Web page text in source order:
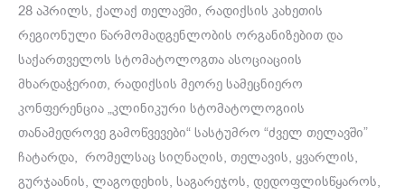
28 აპრილს, ქალაქ თელავში, რადიქსის კახეთის
რეგიონული წარმომადგენლობის ორგანიზებით და
საქართველოს სტომატოლოგთა ასოციაციის
მხარდაჭერით, რადიქსის მეორე სამეცნიერო
კონფერენცია „კლინიკური სტომატოლოგიის
თანამედროვე გამოწვევები“ სასტუმრო “ძველ თელავში”
ჩატარდა, რომელსაც სიღნაღის, თელავის, ყვარლის,
გურჯაანის, ლაგოდეხის, საგარეჯოს, დედოფლისწყაროს,